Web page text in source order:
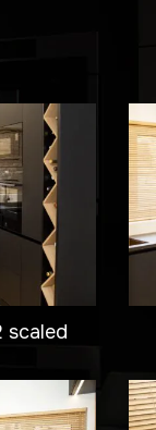
scaled